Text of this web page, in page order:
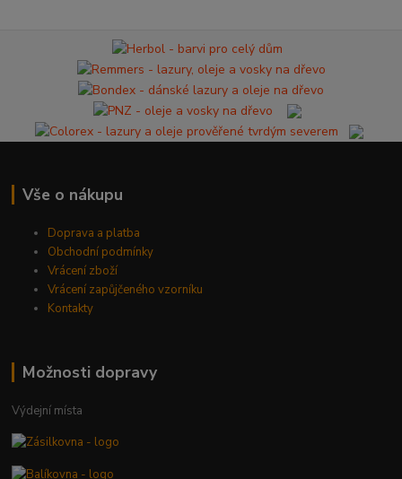
Vše o nákupu
Doprava a platba
Obchodní podmínky
Vrácení zboží
Vrácení zapůjčeného vzorníku
Kontakty
Možnosti dopravy
Výdejní místa